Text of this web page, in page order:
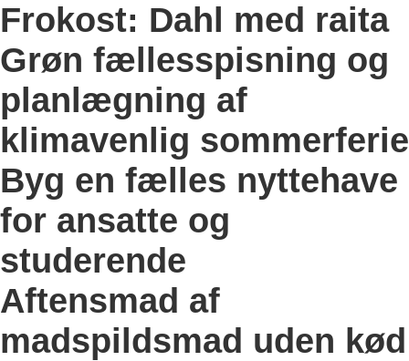
Frokost: Dahl med raita
Grøn fællesspisning og
planlægning af
klimavenlig sommerferie
Byg en fælles nyttehave
for ansatte og
studerende
Aftensmad af
madspildsmad uden kød